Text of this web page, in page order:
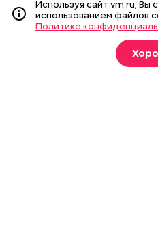
Издание создано при
средств массовой информации
На сайте применяются
(информационные технологии
Используя сайт vm.ru, Вы
использованием файлов
Политике